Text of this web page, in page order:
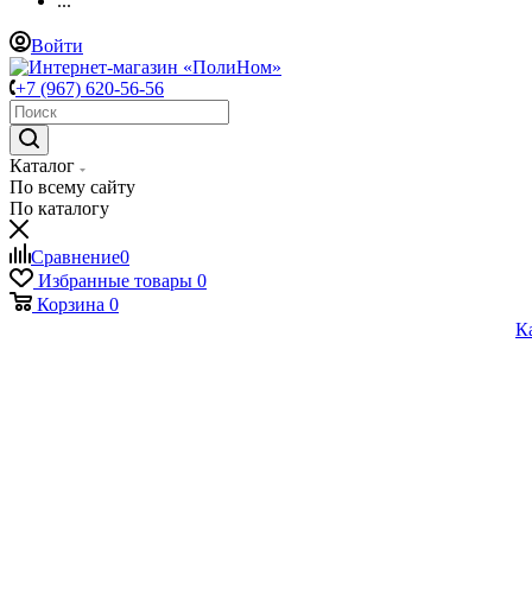
Войти
+7 (967) 620-56-56
Каталог
По всему сайту
По каталогу
Сравнение0
Избранные товары 0
Корзина 0